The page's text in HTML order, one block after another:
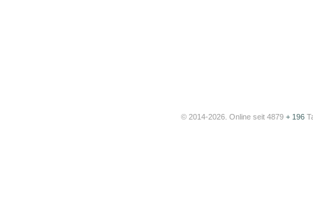
© 2014-2026. Online seit 4879 + 196